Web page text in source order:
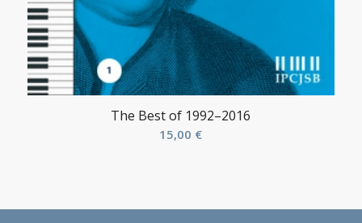
The Best of 1992–2016
15,00 €